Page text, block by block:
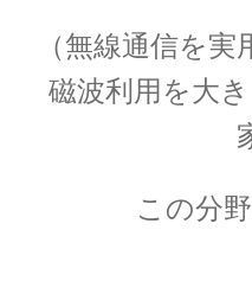
P・V・ミ
（無線通信を
磁波利用を大
この分